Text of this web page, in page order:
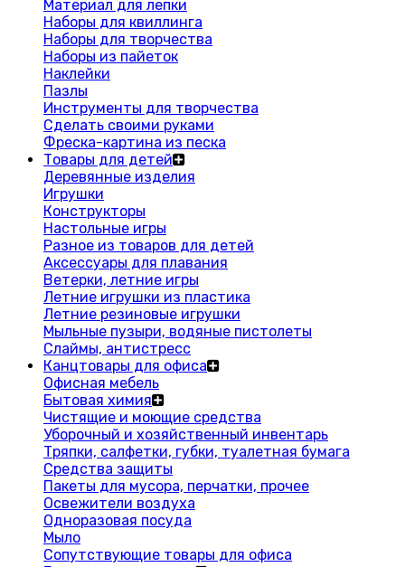
Материал для лепки
Наборы для квиллинга
Наборы для творчества
Наборы из пайеток
Наклейки
Пазлы
Инструменты для творчества
Сделать своими руками
Фреска-картина из песка
Товары для детей
Деревянные изделия
Игрушки
Конструкторы
Настольные игры
Разное из товаров для детей
Аксессуары для плавания
Ветерки, летние игры
Летние игрушки из пластика
Летние резиновые игрушки
Мыльные пузыри, водяные пистолеты
Слаймы, антистресс
Канцтовары для офиса
Офисная мебель
Бытовая химия
Чистящие и моющие средства
Уборочный и хозяйственный инвентарь
Тряпки, салфетки, губки, туалетная бумага
Средства защиты
Пакеты для мусора, перчатки, прочее
Освежители воздуха
Одноразовая посуда
Мыло
Сопутствующие товары для офиса